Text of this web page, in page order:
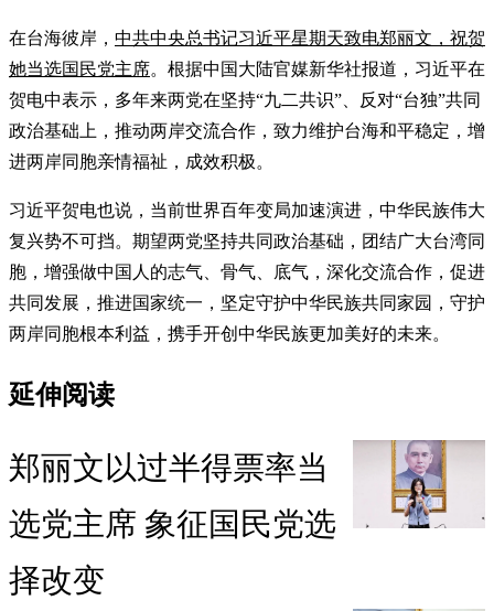
在台海彼岸， 中共中央总书记习近平星期天致电郑丽文，祝贺
她当选国民党主席。根据中国大陆官媒新华社报道，习近平在
贺电中表示，多年来两党在坚持“九二共识”、反对“台独”共同
政治基础上，推动两岸交流合作，致力维护台海和平稳定，增
进两岸同胞亲情福祉，成效积极。
习近平贺电也说，当前世界百年变局加速演进，中华民族伟大
复兴势不可挡。期望两党坚持共同政治基础，团结广大台湾同
胞，增强做中国人的志气、骨气、底气，深化交流合作，促进
共同发展，推进国家统一，坚定守护中华民族共同家园，守护
两岸同胞根本利益，携手开创中华民族更加美好的未来。
延伸阅读
郑丽文以过半得票率当
选党主席 象征国民党选
择改变